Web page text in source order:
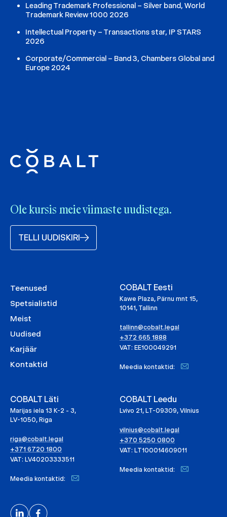
Leading Trademark Professional – Silver band, World
Trademark Review 1000 2026
Intellectual Property – Transactions star, IP STARS
2026
Corporate/Commercial – Band 3, Chambers Global and
Europe 2024
Ole kursis meie viimaste uudistega.
TELLI UUDISKIRI
Teenused
Spetsialistid
Meist
Uudised
Karjäär
Kontaktid
COBALT Eesti
Kawe Plaza, Pärnu mnt 15,
10141, Tallinn
tallinn@cobalt.legal
+372 665 1888
VAT: EE100049291
Meedia kontaktid:
COBALT Läti
Marijas iela 13 K-2 - 3,
LV-1050, Riga
riga@cobalt.legal
+371 6720 1800
VAT: LV40203333511
Meedia kontaktid:
COBALT Leedu
Lvivo 21, LT-09309, Vilnius
vilnius@cobalt.legal
+370 5250 0800
VAT: LT100014609011
Meedia kontaktid: